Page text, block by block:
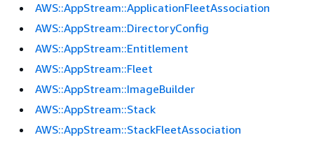
AWS::AppStream::ApplicationFleetAssociation
AWS::AppStream::DirectoryConfig
AWS::AppStream::Entitlement
AWS::AppStream::Fleet
AWS::AppStream::ImageBuilder
AWS::AppStream::Stack
AWS::AppStream::StackFleetAssociation